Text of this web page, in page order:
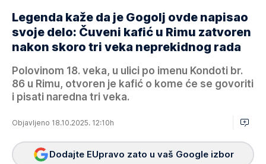
Legenda kaže da je Gogolj ovde napisao
svoje delo: Čuveni kafić u Rimu zatvoren
nakon skoro tri veka neprekidnog rada
Polovinom 18. veka, u ulici po imenu Kondoti br.
86 u Rimu, otvoren je kafić o kome će se govoriti
i pisati naredna tri veka.
Objavljeno 18.10.2025. 12:10h
Dodajte EUpravo zato u vaš Google izbor